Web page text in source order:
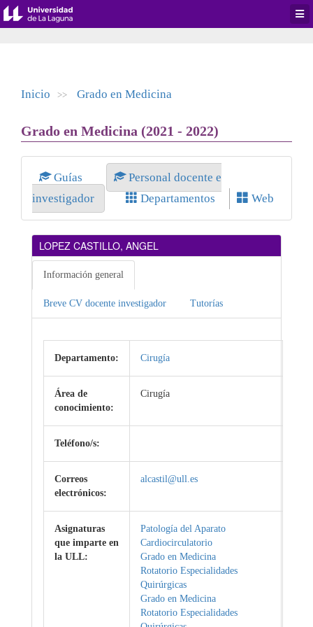
Inicio >> Grado en Medicina
Grado en Medicina (2021 - 2022)
Guías
Personal docente e
investigador
Departamentos Web
LOPEZ CASTILLO, ANGEL
Información general
Breve CV docente investigador Tutorías
Departamento: Cirugía
Área de
conocimiento:
Cirugía
Teléfono/s:
Correos
electrónicos:
alcastil@ull.es
Asignaturas
que imparte en
la ULL:
Patología del Aparato
Cardiocirculatorio
Grado en Medicina
Rotatorio Especialidades
Quirúrgicas
Grado en Medicina
Rotatorio Especialidades